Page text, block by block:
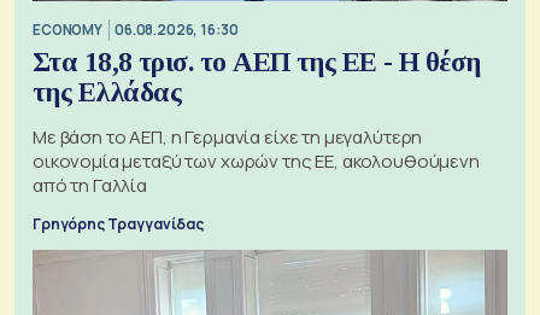
ECONOMY 06.08.2026, 16:30
Στα 18,8 τρισ. το ΑΕΠ της ΕΕ - Η θέση
της Ελλάδας
Με βάση το ΑΕΠ, η Γερμανία είχε τη μεγαλύτερη
οικονομία μεταξύ των χωρών της ΕΕ, ακολουθούμενη
από τη Γαλλία
Γρηγόρης Τραγγανίδας